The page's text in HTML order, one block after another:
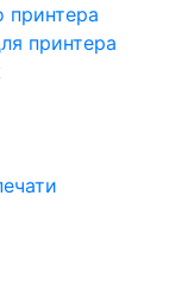
принтера
принтера